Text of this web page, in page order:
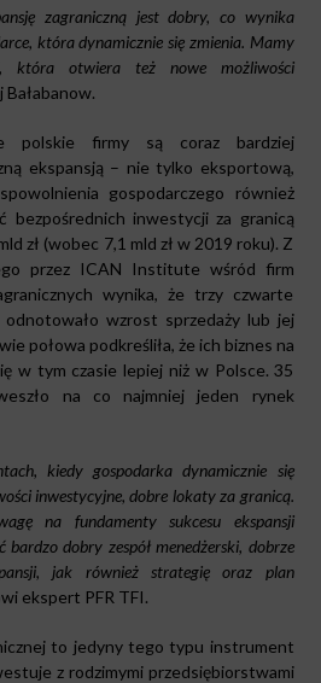
zagraniczną jest dobry, co wynika
która dynamicznie się zmienia. Mamy
która otwiera też nowe możliwości
Bałabanow.
polskie firmy są coraz bardziej
ekspansją – nie tylko eksportową,
gospodarczego również
bezpośrednich inwestycji za granicą
zł (wobec 7,1 mld zł w 2019 roku). Z
przez ICAN Institute wśród firm
wynika, że trzy czwarte
wzrost sprzedaży lub jej
połowa podkreśliła, że ich biznes na
w tym czasie lepiej niż w Polsce. 35
na co najmniej jeden rynek
kiedy gospodarka dynamicznie się
inwestycyjne, dobre lokaty za granicą.
na fundamenty sukcesu ekspansji
bardzo dobry zespół menedżerski, dobrze
jak również strategię oraz plan
ekspert PFR TFI.
to jedyny tego typu instrument
z rodzimymi przedsiębiorstwami